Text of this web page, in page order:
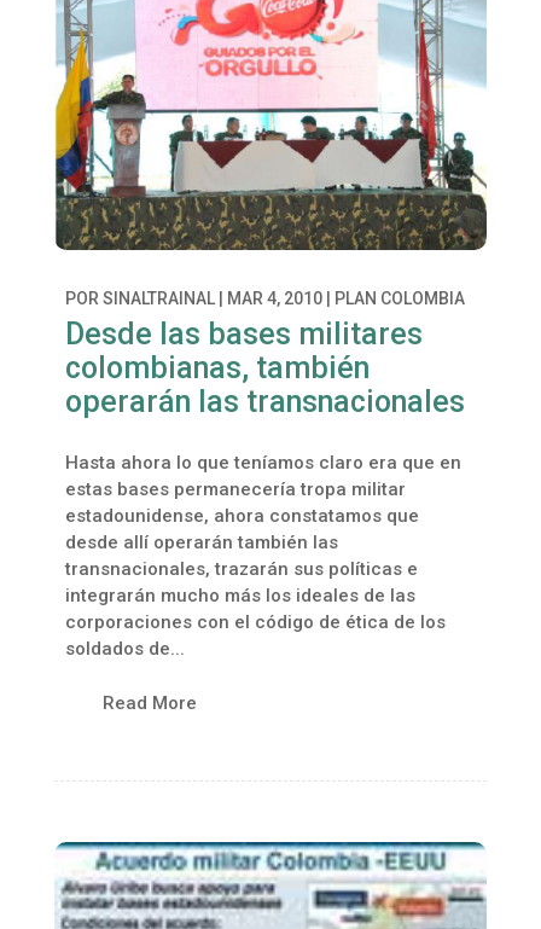
POR SINALTRAINAL| MAR 4, 2010| PLAN COLOMBIA
Desde las bases militares
colombianas, también
operarán las transnacionales
Hasta ahora lo que teníamos claro era que en
estas bases permanecería tropa militar
estadounidense, ahora constatamos que
desde allí operarán también las
transnacionales, trazarán sus políticas e
integrarán mucho más los ideales de las
corporaciones con el código de ética de los
soldados de...
Read More